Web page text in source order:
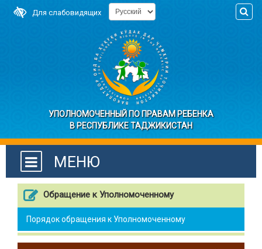
Для слабовидящих
УПОЛНОМОЧЕННЫЙ ПО ПРАВАМ РЕБЕНКА
В РЕСПУБЛИКЕ ТАДЖИКИСТАН
МЕНЮ
Обращение к Уполномоченному
Порядок обращения к Уполномоченному